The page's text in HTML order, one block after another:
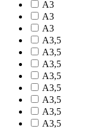
A3
A3
A3
A3,5
A3,5
A3,5
A3,5
A3,5
A3,5
A3,5
A3,5